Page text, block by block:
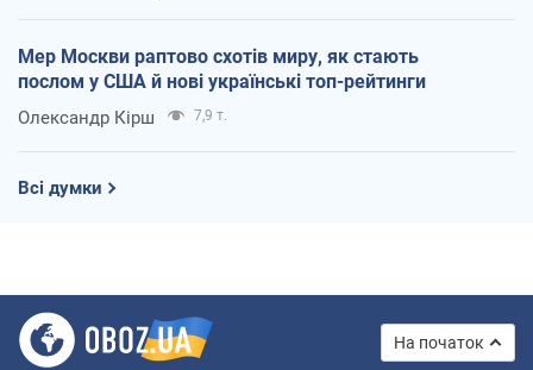
Мер Москви раптово схотів миру, як стають
послом у США й нові українські топ-рейтинги
Олександр Кірш 7,9 т.
Всі думки
На початок